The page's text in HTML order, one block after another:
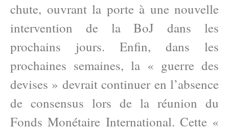
chute, ouvrant la porte à une nouvelle
intervention de la BoJ dans les
prochains jours. Enfin, dans les
prochaines semaines, la « guerre des
devises » devrait continuer en l’absence
de consensus lors de la réunion du
Fonds Monétaire International. Cette «